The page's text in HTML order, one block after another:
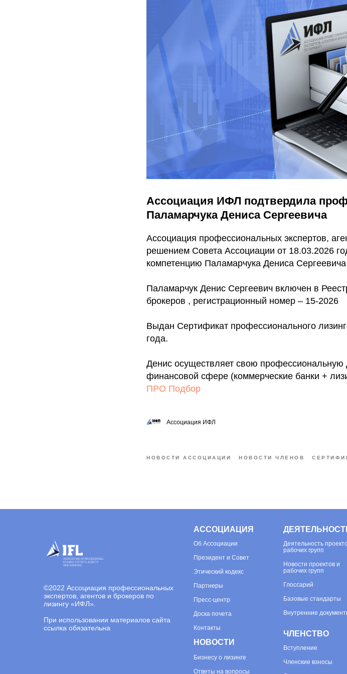
Ассоциация ИФЛ подтвердила
Паламарчука Дениса Сергеевича
Ассоциация профессиональных экспертов,
решением Совета Ассоциации от 18.03.2026
компетенцию Паламарчука Дениса Сергеевича
Паламарчук Денис Сергеевич включен в
брокеров , регистрационный номер – 15-2026
Выдан Сертификат профессионального
года.
Денис осуществляет свою профессиональную
финансовой сфере (коммерческие банки +
ПРО Подбор
Ассоциация ИФЛ
НОВОСТИ АССОЦИАЦИИ НОВОСТИ ЧЛЕНОВ
©2022 Ассоциация профессиональных
экспертов, агентов и брокеров по
лизингу «ИФЛ».
При использовании материалов сайта
ссылка обязательна
АССОЦИАЦИЯ
Об Ассоциации
Президент и Совет
Этический кодекс
Партнеры
Пресс-центр
Доска почета
Контакты
НОВОСТИ
Бизнесу о лизинге
Ответы на вопросы
Деятельность
рабочих групп
Новости проектов и
рабочих групп
Глоссарий
Базовые стандарты
Внутренние
ЧЛЕНСТВО
Вступление
Членские взносы